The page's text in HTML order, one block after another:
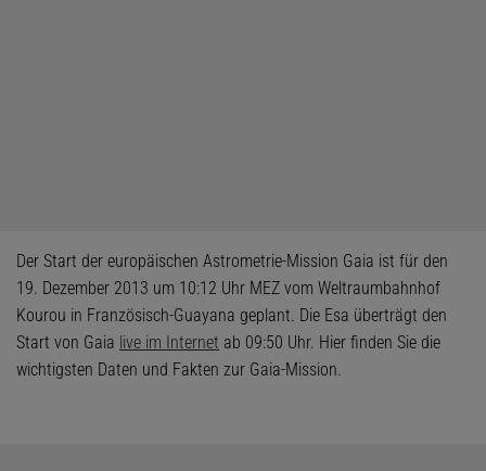
Der Start der europäischen Astrometrie-Mission Gaia ist für den
19. Dezember 2013 um 10:12 Uhr MEZ vom Weltraumbahnhof
Kourou in Französisch-Guayana geplant. Die Esa überträgt den
Start von Gaia live im Internet ab 09:50 Uhr. Hier finden Sie die
wichtigsten Daten und Fakten zur Gaia-Mission.